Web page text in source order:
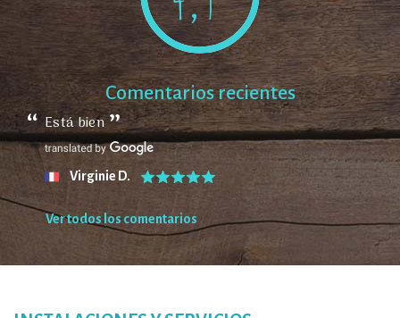
Comentarios recientes
Está bien
Virginie D.
Ver todos los comentarios